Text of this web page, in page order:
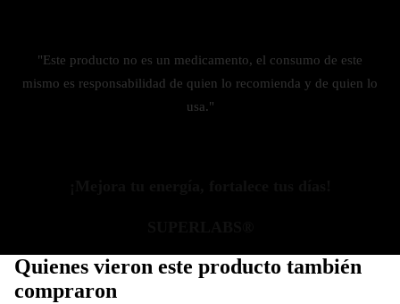
"Este producto no es un medicamento, el consumo de este
mismo es responsabilidad de quien lo recomienda y de quien lo
usa."
Quienes vieron este producto también
compraron